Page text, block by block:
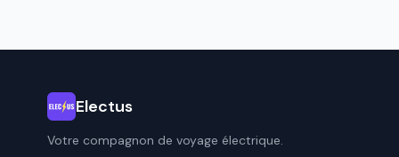
Electus
Votre compagnon de voyage électrique.